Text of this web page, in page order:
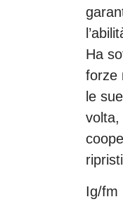
Ha
forze
le
volta,
Ig/fm